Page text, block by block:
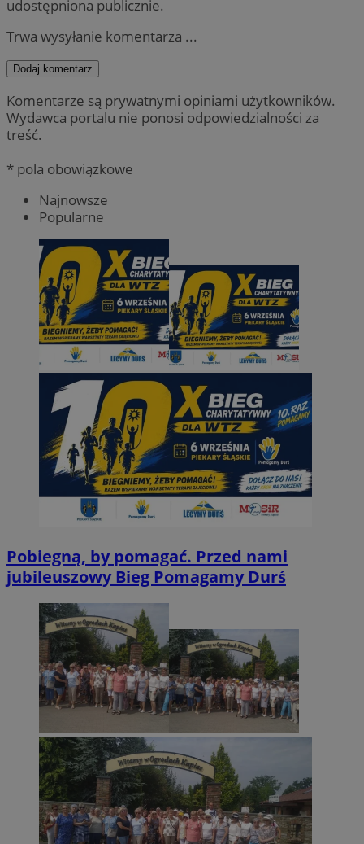
udostępniona publicznie.
Trwa wysyłanie komentarza ...
Dodaj komentarz
Komentarze są prywatnymi opiniami użytkowników.
Wydawca portalu nie ponosi odpowiedzialności za
treść.
* pola obowiązkowe
Najnowsze
Popularne
Pobiegną, by pomagać. Przed nami
jubileuszowy Bieg Pomagamy Durś